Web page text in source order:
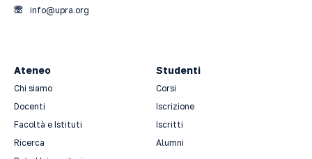
info@upra.org
Ateneo
Chi siamo
Docenti
Facoltà e Istituti
Ricerca
Studenti
Corsi
Iscrizione
Iscritti
Alumni